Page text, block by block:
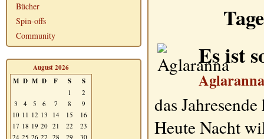
Bücher
Spin-offs
Community
August 2026
M D M D F S S
1
2
3
4 5 6 7 8
9
10 11 12 13 14 15
16
17 18 19 20 21 22
23
24 25 26 27 28 29
30
Es ist
Aglaranna
das
Heute Nacht